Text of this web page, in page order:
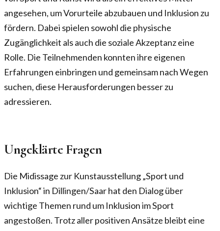
angesehen, um Vorurteile abzubauen und Inklusion zu
fördern. Dabei spielen sowohl die physische
Zugänglichkeit als auch die soziale Akzeptanz eine
Rolle. Die Teilnehmenden konnten ihre eigenen
Erfahrungen einbringen und gemeinsam nach Wegen
suchen, diese Herausforderungen besser zu
adressieren.
Ungeklärte Fragen
Die Midissage zur Kunstausstellung „Sport und
Inklusion“ in Dillingen/Saar hat den Dialog über
wichtige Themen rund um Inklusion im Sport
angestoßen. Trotz aller positiven Ansätze bleibt eine